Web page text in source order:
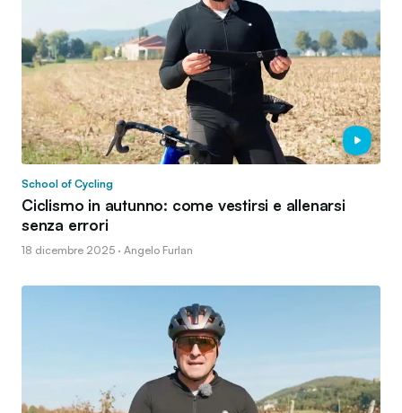
School of Cycling
Ciclismo in autunno: come vestirsi e allenarsi
senza errori
18 dicembre 2025 · Angelo Furlan